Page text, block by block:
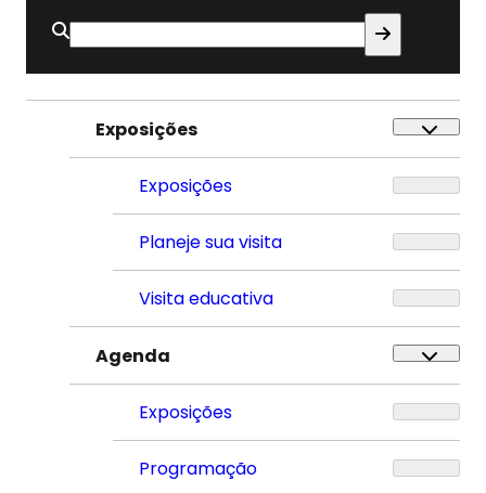
Buscar
por:
Exposições
Exposições
Planeje sua visita
Visita educativa
Agenda
Exposições
Programação